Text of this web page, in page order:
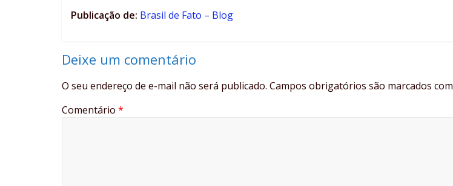
Publicação de: Brasil de Fato – Blog
Deixe um comentário
O seu endereço de e-mail não será publicado. Campos obrigatórios são marcados com
Comentário *